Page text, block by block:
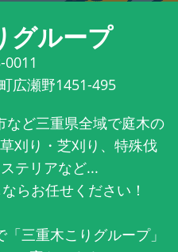
グループ
0011
広瀬野1451-495
など三重県全域で庭木の
刈り・芝刈り、特殊伐
テリアなど...
らお任せください！
三重木こりグループ」